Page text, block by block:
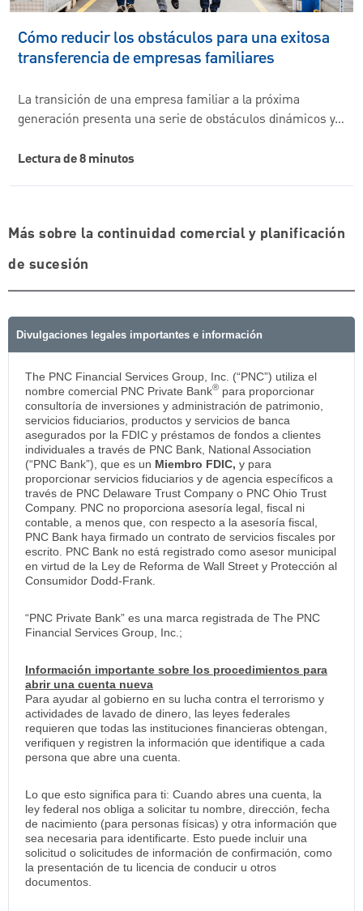
Cómo reducir los obstáculos para una exitosa
transferencia de empresas familiares
La transición de una empresa familiar a la próxima
generación presenta una serie de obstáculos dinámicos y…
Lectura de 8 minutos
Más sobre la continuidad comercial y planificación
de sucesión
Divulgaciones legales importantes e información
The PNC Financial Services Group, Inc. (“PNC”) utiliza el
nombre comercial PNC Private Bank® para proporcionar
consultoría de inversiones y administración de patrimonio,
servicios fiduciarios, productos y servicios de banca
asegurados por la FDIC y préstamos de fondos a clientes
individuales a través de PNC Bank, National Association
(“PNC Bank”), que es un Miembro FDIC, y para
proporcionar servicios fiduciarios y de agencia específicos a
través de PNC Delaware Trust Company o PNC Ohio Trust
Company. PNC no proporciona asesoría legal, fiscal ni
contable, a menos que, con respecto a la asesoría fiscal,
PNC Bank haya firmado un contrato de servicios fiscales por
escrito. PNC Bank no está registrado como asesor municipal
en virtud de la Ley de Reforma de Wall Street y Protección al
Consumidor Dodd-Frank.
“PNC Private Bank” es una marca registrada de The PNC
Financial Services Group, Inc.;
Información importante sobre los procedimientos para
abrir una cuenta nueva
Para ayudar al gobierno en su lucha contra el terrorismo y
actividades de lavado de dinero, las leyes federales
requieren que todas las instituciones financieras obtengan,
verifiquen y registren la información que identifique a cada
persona que abre una cuenta.
Lo que esto significa para ti: Cuando abres una cuenta, la
ley federal nos obliga a solicitar tu nombre, dirección, fecha
de nacimiento (para personas físicas) y otra información que
sea necesaria para identificarte. Esto puede incluir una
solicitud o solicitudes de información de confirmación, como
la presentación de tu licencia de conducir u otros
documentos.